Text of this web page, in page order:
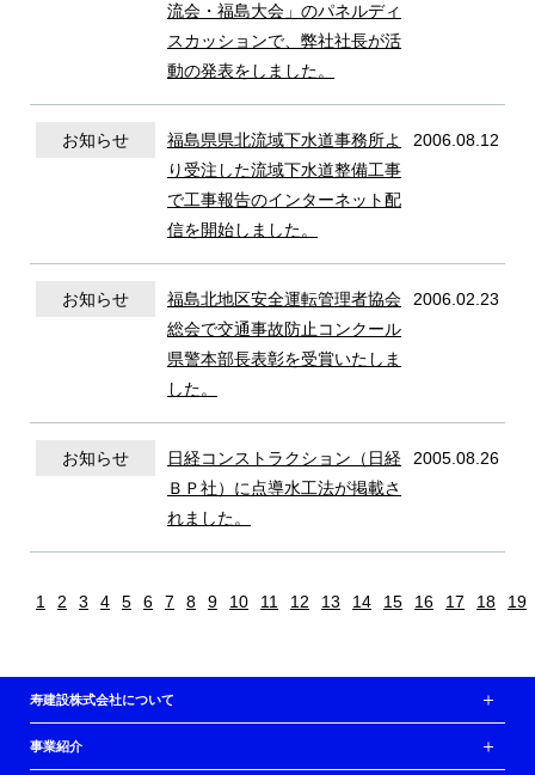
流会・福島大会」のパネルディ
スカッションで、弊社社長が活
動の発表をしました。
お知らせ
福島県県北流域下水道事務所よ
り受注した流域下水道整備工事
で工事報告のインターネット配
信を開始しました。
2006.08.12
お知らせ
福島北地区安全運転管理者協会
総会で交通事故防止コンクール
県警本部長表彰を受賞いたしま
した。
2006.02.23
お知らせ
日経コンストラクション（日経
ＢＰ社）に点導水工法が掲載さ
れました。
2005.08.26
1 2 3 4 5 6 7 8 9 10 11 12 13 14 15 16 17 18 19
寿建設株式会社について
事業紹介